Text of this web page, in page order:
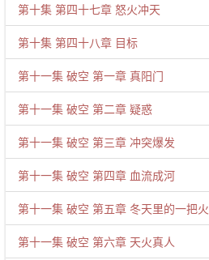
第十集 第四十七章 怒火冲天
第十集 第四十八章 目标
第十一集 破空 第一章 真阳门
第十一集 破空 第二章 疑惑
第十一集 破空 第三章 冲突爆发
第十一集 破空 第四章 血流成河
第十一集 破空 第五章 冬天里的一把火
第十一集 破空 第六章 天火真人